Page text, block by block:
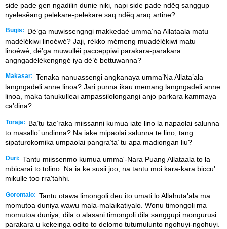
side pade gen ngadilin dunie niki, napi side pade ndẽq sanggup
nyelesẽang pelekare-pelekare saq ndẽq araq artine?
Bugis:
Dé’ga muwissengngi makkedaé umma’na Allataala matu
madélékiwi linoéwé? Jaji, rékko mémeng muadélékiwi matu
linoéwé, dé’ga muwulléi pacceppiwi parakara-parakara
angngadélékengngé iya dé’é bettuwanna?
Makasar: Tenaka nanuassengi angkanaya umma’Na Allata’ala
langngadeli anne linoa? Jari punna ikau memang langngadeli anne
linoa, maka tanukulleai ampassilolongangi anjo parkara kammaya
ca’dina?
Toraja:
Ba’tu tae’raka miissanni kumua iate lino la napaolai salunna
to masallo’ undinna? Na iake mipaolai salunna te lino, tang
sipaturokomika umpaolai pangra’ta’ tu apa madiongan liu?
Duri: Tantu miissenmo kumua umma'-Nara Puang Allataala to la
mbicarai to tolino. Na ia ke susii joo, na tantu moi kara-kara biccu'
mikulle too rra'tahhi.
Gorontalo: Tantu otawa limongoli deu ito umati lo Allahuta'ala ma
momutoa duniya wawu mala-malaikatiyalo. Wonu timongoli ma
momutoa duniya, dila o alasani timongoli dila sanggupi mongurusi
parakara u kekeinga odito to delomo tutumulunto ngohuyi-ngohuyi.